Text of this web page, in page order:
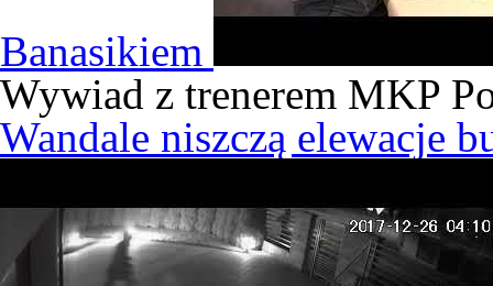
Banasikiem
Wywiad z trenerem MKP
Wandale niszczą elewacje